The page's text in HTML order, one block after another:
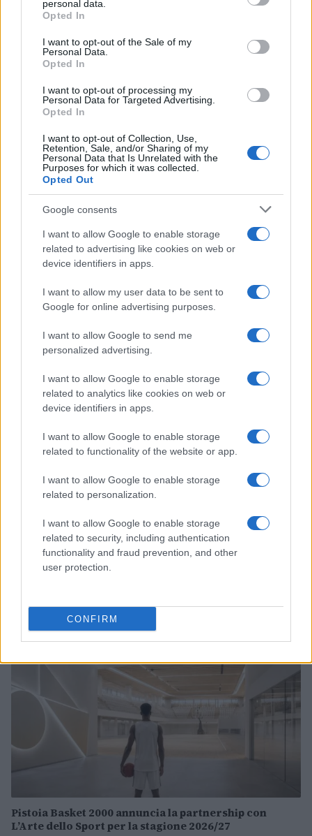
grant or deny consent to Google and its third-party tags to
use your data for below specified purposes in below Google
consent section.
personal data.
Opted In
I want to opt-out of the Sale of my
Personal Data.
Opted In
I want to opt-out of processing my
Personal Data for Targeted Advertising.
Opted In
I want to opt-out of Collection, Use,
Retention, Sale, and/or Sharing of my
Personal Data that Is Unrelated with the
Purposes for which it was collected.
Opted Out
Google consents
I want to allow Google to enable storage
related to advertising like cookies on web or
device identifiers in apps.
I want to allow my user data to be sent to
Google for online advertising purposes.
I want to allow Google to send me
personalized advertising.
I want to allow Google to enable storage
related to analytics like cookies on web or
device identifiers in apps.
I want to allow Google to enable storage
related to functionality of the website or app.
I want to allow Google to enable storage
related to personalization.
I want to allow Google to enable storage
related to security, including authentication
functionality and fraud prevention, and other
user protection.
CONFIRM
Continua a leggere
Europeo Under 18 femminile: l’Italia supera
l’Ungheria in rimonta e vola ai quarti
Pistoia Basket 2000 annuncia la partnership con
L’Arte dello Sport per la stagione 2026/27